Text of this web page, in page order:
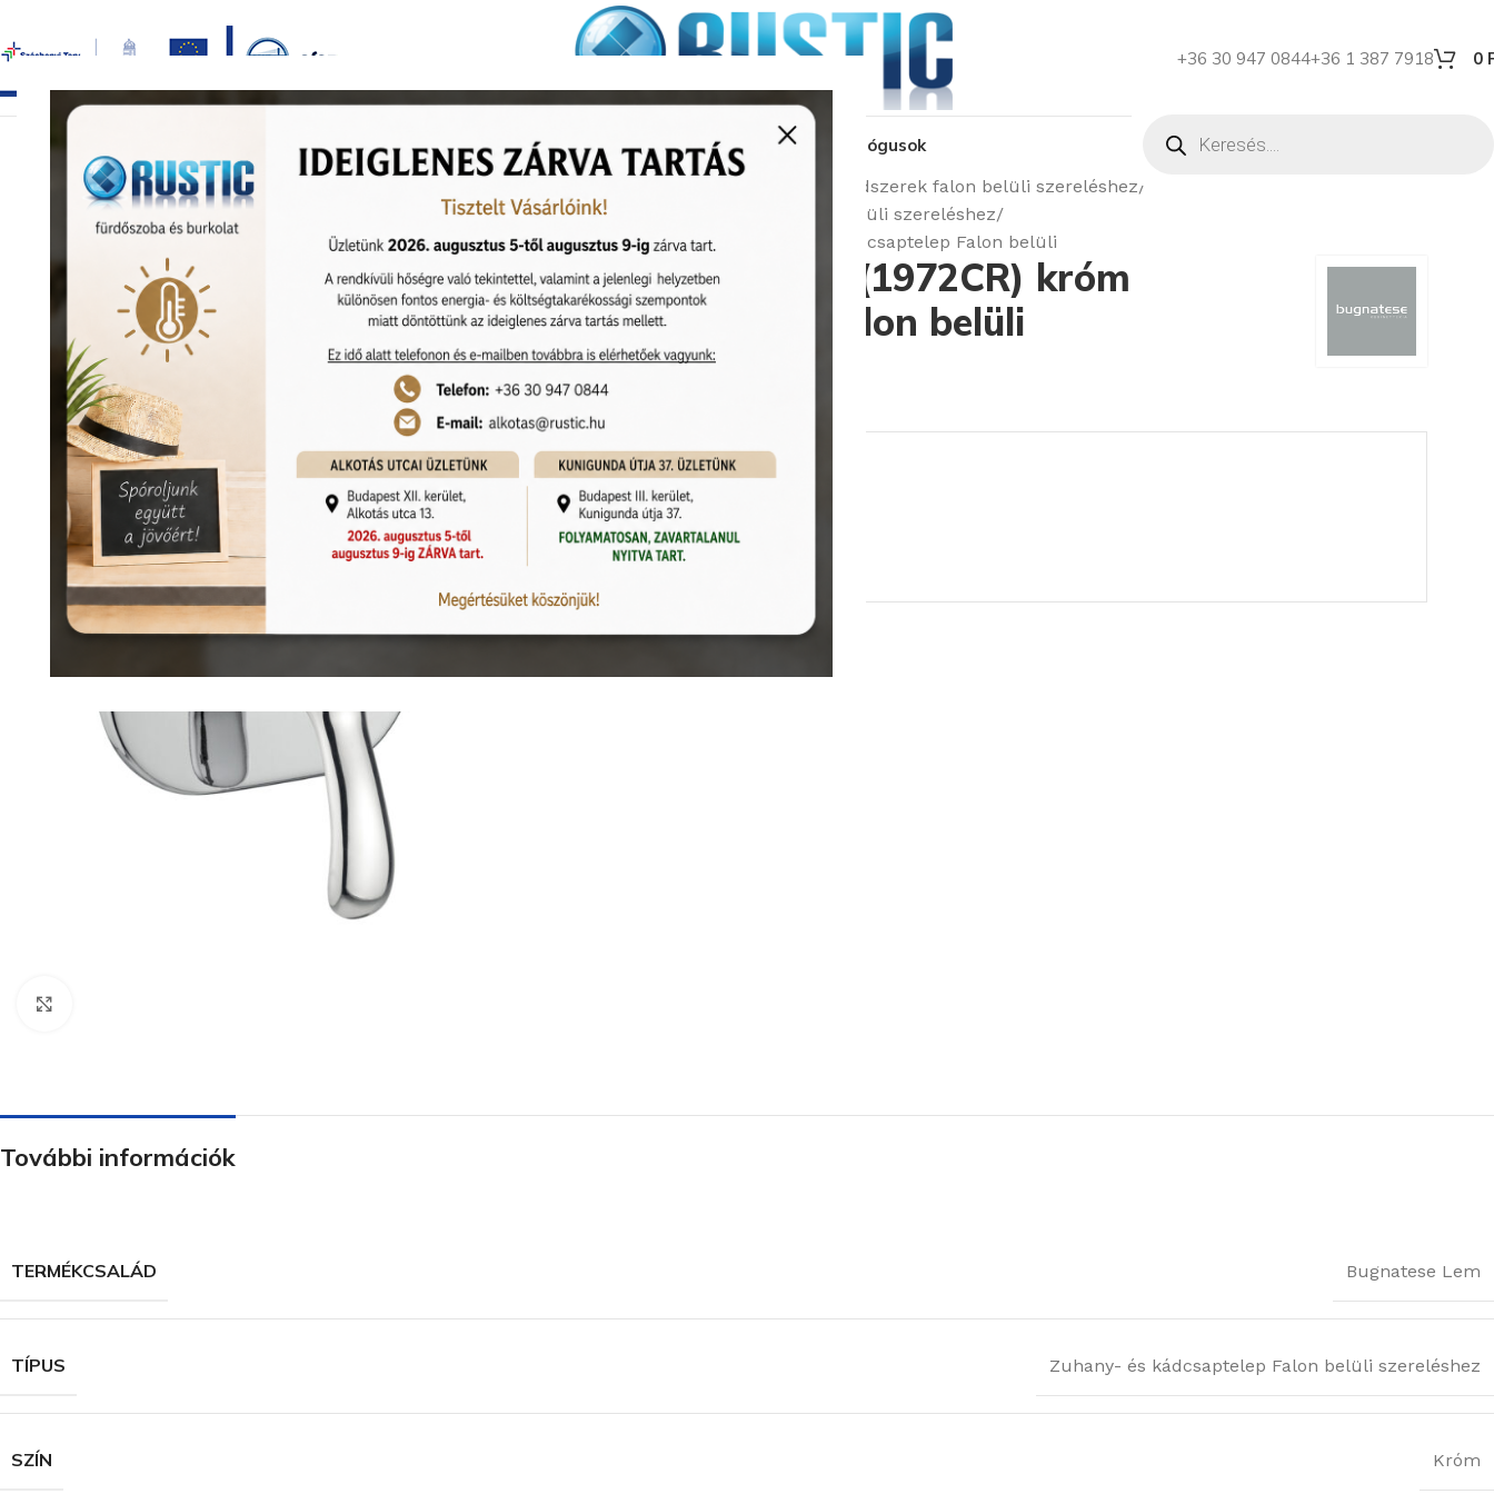
+36 30 947 0844+36 1 387 7918 0
termékek képgalériabemutatkozásüzleteink látványtervezés pályázat katalógusok
Zuhanyrendszerek falon belüli szereléshez
Zuhany- és kádcsaptelep Falon belüli szereléshez
Bugnatese Lem (1972CR) króm kádcsaptelep Falon belüli
Bugnatese Lem (1972CR) króm
kádcsaptelep Falon belüli
Cikkszám:
91 140
Rendelhető (2-3 hét)
KOSÁRBA TESZEM
További információk
TERMÉKCSALÁD Bugnatese Lem
TÍPUS Zuhany- és kádcsaptelep Falon belüli szereléshez
SZÍN Króm